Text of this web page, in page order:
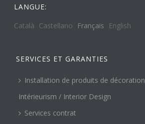
LANGUE:
Català Castellano Français English
SERVICES ET GARANTIES
Installation de produits de décoration
Intérieurism / Interior Design
Services contrat